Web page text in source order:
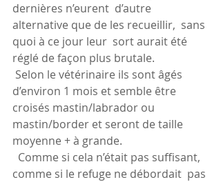
dernières n’eurent  d’autre
alternative que de les recueillir,  sans
quoi à ce jour leur  sort aurait été
réglé de façon plus brutale.
d’environ 1 mois et semble être
croisés mastin/labrador ou
mastin/border et seront de taille
moyenne + à grande.
comme si le refuge ne débordait  pas